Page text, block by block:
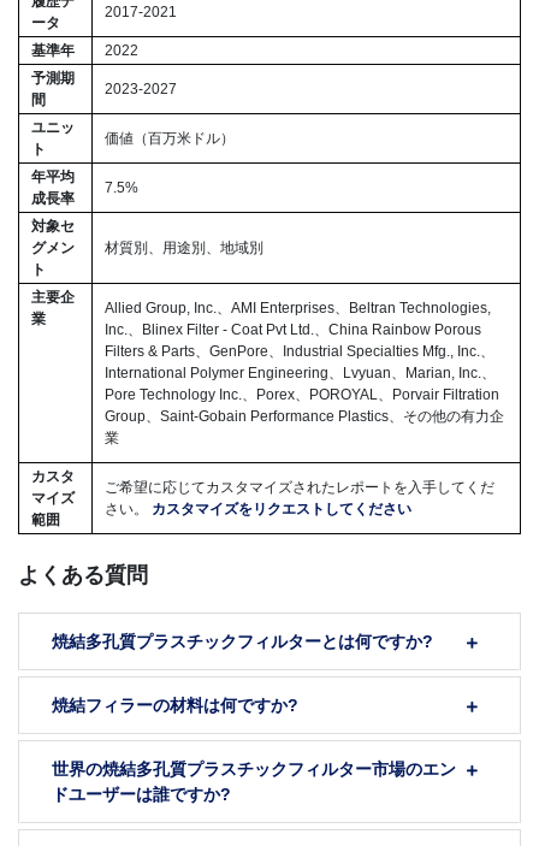
ータ
2017-2021
基準年
2022
予測期
間
2023-2027
ユニッ
ト
価値（百万米ドル）
年平均
成長率
7.5%
対象セ
グメン
ト
材質別、用途別、地域別
主要企
業
Allied Group, Inc.、AMI Enterprises、Beltran Technologies,
Inc.、Blinex Filter - Coat Pvt Ltd.、China Rainbow Porous
Filters & Parts、GenPore、Industrial Specialties Mfg., Inc.、
International Polymer Engineering、Lvyuan、Marian, Inc.、
Pore Technology Inc.、Porex、POROYAL、Porvair Filtration
Group、Saint-Gobain Performance Plastics、その他の有力企
業
カスタ
マイズ
範囲
ご希望に応じてカスタマイズされたレポートを入手してくだ
さい。 カスタマイズをリクエストしてください
よくある質問
焼結多孔質プラスチックフィルターとは何ですか?
焼結フィラーの材料は何ですか?
世界の焼結多孔質プラスチックフィルター市場のエン
ドユーザーは誰ですか?